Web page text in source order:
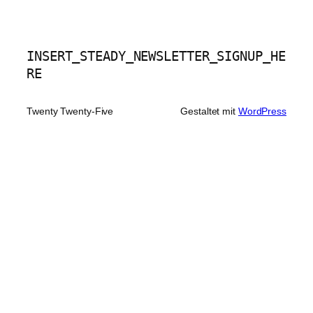
INSERT_STEADY_NEWSLETTER_SIGNUP_HE
RE
Twenty Twenty-Five Gestaltet mit WordPress